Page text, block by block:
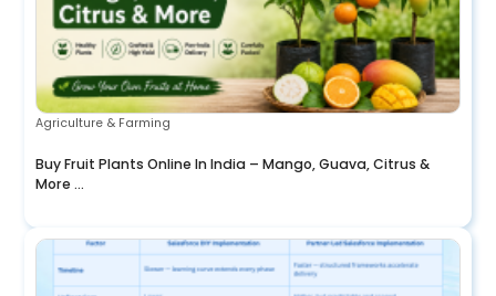
Agriculture & Farming
Buy Fruit Plants Online In India – Mango, Guava, Citrus &
More ...